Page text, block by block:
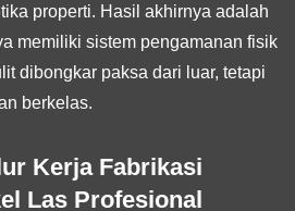
properti. Hasil akhirnya adalah
memiliki sistem pengamanan fisik
dibongkar paksa dari luar, tetapi
berkelas.
Kerja Fabrikasi
Las Profesional